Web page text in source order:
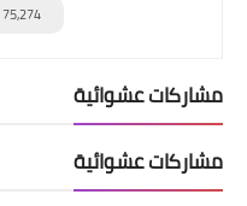
75,274
مشاركات عشوائية
مشاركات عشوائية